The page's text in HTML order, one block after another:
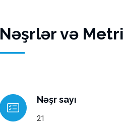
Nəşrlər və
Nəşr sayı
21